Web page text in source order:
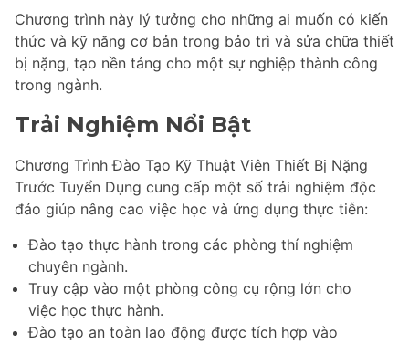
Chương trình này lý tưởng cho những ai muốn có kiến
thức và kỹ năng cơ bản trong bảo trì và sửa chữa thiết
bị nặng, tạo nền tảng cho một sự nghiệp thành công
trong ngành.
Trải Nghiệm Nổi Bật
Chương Trình Đào Tạo Kỹ Thuật Viên Thiết Bị Nặng
Trước Tuyển Dụng cung cấp một số trải nghiệm độc
đáo giúp nâng cao việc học và ứng dụng thực tiễn:
Đào tạo thực hành trong các phòng thí nghiệm
chuyên ngành.
Truy cập vào một phòng công cụ rộng lớn cho
việc học thực hành.
Đào tạo an toàn lao động được tích hợp vào